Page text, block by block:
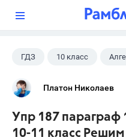
ГДЗ 10 класс
Платон Николаев
Упр 187
10-11 класс